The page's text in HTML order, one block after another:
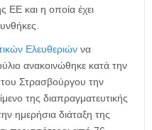
ΕΕ και η οποία έχει
Ελευθεριών να
ανακοινώθηκε κατά την
Στρασβούργου την
της διαπραγματευτικής
ημερήσια διάταξη της